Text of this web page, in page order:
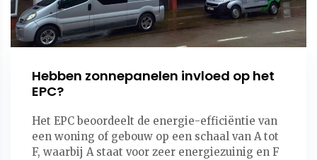
Hebben zonnepanelen invloed op het
EPC?
Het EPC beoordeelt de energie-efficiëntie van
een woning of gebouw op een schaal van A tot
F, waarbij A staat voor zeer energiezuinig en F